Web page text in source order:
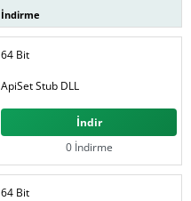
İndirme
64 Bit
ApiSet Stub DLL
İndir
0 İndirme
64 Bit